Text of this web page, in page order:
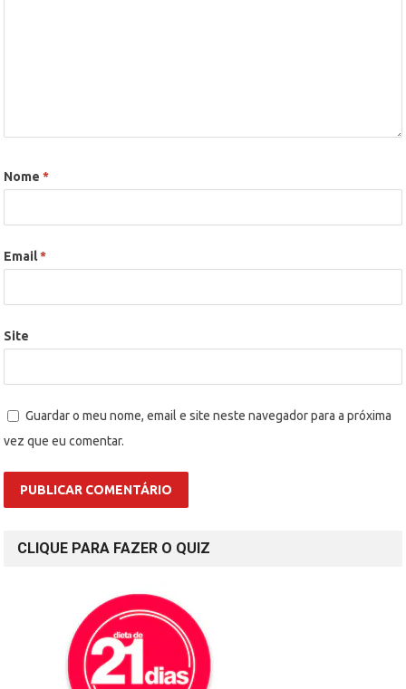
Nome*
Email*
Site
Guardar o meu nome, email e site neste navegador para a próxima
vez que eu comentar.
CLIQUE PARA FAZER O QUIZ